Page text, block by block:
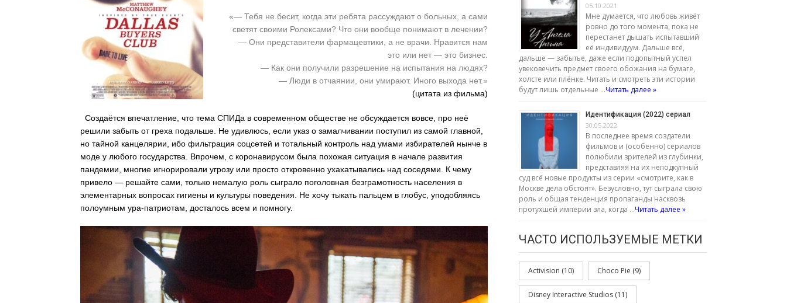
«— Тебя не бесит, когда эти ребята рассуждают о больных, а сами
светят своими Ролексами? Что они вообще понимают в лечении?
— Они представители фармацевтики, а не врачи. Нравится нам
это или нет — это бизнес.
— Как они получили разрешение на испытания на людях?
— Люди в отчаянии, они умирают. Иного выхода нет.»
(цитата из фильма)
Создаётся впечатление, что тема СПИДа в современном обществе не обсуждается вовсе, про неё
решили забыть от греха подальше. Не удивлюсь, если указ о замалчивании поступил из самой главной,
но тайной канцелярии, ибо фильтрация соцсетей и тотальный контроль над умами избирателей нынче в
моде у любого государства. Впрочем, с коронавирусом была похожая ситуация в начале развития
пандемии, многие игнорировали угрозу или просто откровенно ухахатывались над соседями. К чему
привело — решайте сами, только немалую роль сыграло поголовная безграмотность населения в
элементарных вопросах гигиены и культуры поведения. Не хочу тыкать пальцем в глобус, уподобляясь
полоумным ура-патриотам, досталось всем и помногу.
05.10.2021
Мне думается, что любовь живёт
ровно до того момента, пока не
перестанет дышать испытавший
её индивидуум. Дальше всё,
дальше — забытье, даже если подопытный успел
увековечить предмет своего обожания на бумаге,
холсте или плёнке. Читать и смотреть эти истории
будут лишь отдельные …Читать далее »
Идентификация (2022) сериал
30.05.2022
В последнее время создатели
фильмов и (особенно) сериалов
полюбили зрителей из глубинки,
представляя на их неподкупный
суд всё новые продукты из серии «смотрите, как в
Москве дела обстоят». Безусловно, тут сыграла свою
роль и общая тенденция пропаганды насквозь
протухшей империи зла, когда …Читать далее »
ЧАСТО ИСПОЛЬЗУЕМЫЕ МЕТКИ
Activision (10) Choco Pie (9)
Disney Interactive Studios (11)